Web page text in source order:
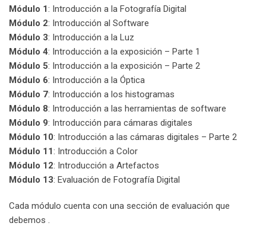
Módulo 1: Introducción a la Fotografía Digital
Módulo 2: Introducción al Software
Módulo 3: Introducción a la Luz
Módulo 4: Introducción a la exposición – Parte 1
Módulo 5: Introducción a la exposición – Parte 2
Módulo 6: Introducción a la Óptica
Módulo 7: Introducción a los histogramas
Módulo 8: Introducción a las herramientas de software
Módulo 9: Introducción para cámaras digitales
Módulo 10: Introducción a las cámaras digitales – Parte 2
Módulo 11: Introducción a Color
Módulo 12: Introducción a Artefactos
Módulo 13: Evaluación de Fotografía Digital
Cada módulo cuenta con una sección de evaluación que
debemos .